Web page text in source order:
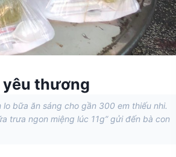
yêu thương
bữa ăn sáng cho gần 300 em thiếu nhi.
trưa ngon miệng lúc 11g” gửi đến bà con